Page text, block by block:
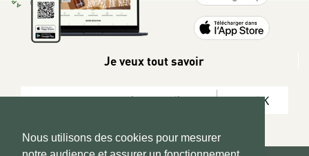
Nous utilisons des cookies pour mesurer
Je veux tout savoir
OK